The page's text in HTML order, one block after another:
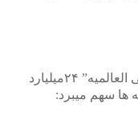
وقتی در کشور ایران “جامعه المصطفی العالمیه” ۲۴میلیارد
ها سهم میبرد: